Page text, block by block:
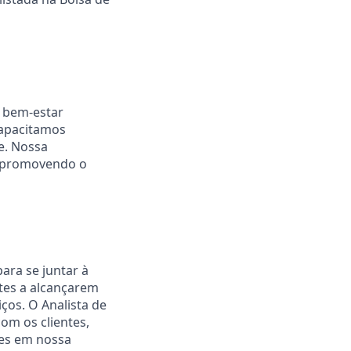
bem-estar
Nossa
o
se juntar à
a alcançarem
O Analista de
os clientes,
em nossa